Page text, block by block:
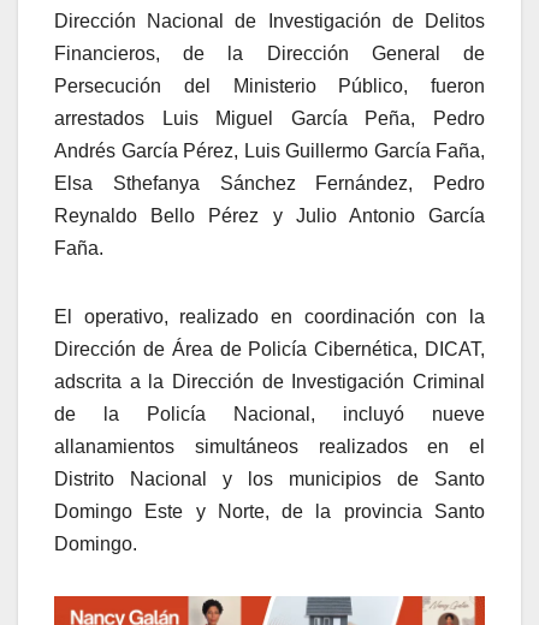
Dirección Nacional de Investigación de Delitos
Financieros, de la Dirección General de
Persecución del Ministerio Público, fueron
arrestados Luis Miguel García Peña, Pedro
Andrés García Pérez, Luis Guillermo García Faña,
Elsa Sthefanya Sánchez Fernández, Pedro
Reynaldo Bello Pérez y Julio Antonio García
Faña.
El operativo, realizado en coordinación con la
Dirección de Área de Policía Cibernética, DICAT,
adscrita a la Dirección de Investigación Criminal
de la Policía Nacional, incluyó nueve
allanamientos simultáneos realizados en el
Distrito Nacional y los municipios de Santo
Domingo Este y Norte, de la provincia Santo
Domingo.